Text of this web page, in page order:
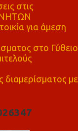
στις
για άμεση
στο Γύθειο
με